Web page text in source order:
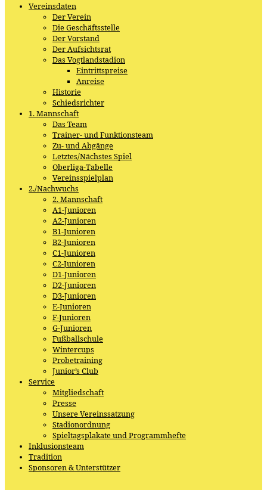
Vereinsdaten
Der Verein
Die Geschäftsstelle
Der Vorstand
Der Aufsichtsrat
Das Vogtlandstadion
Eintrittspreise
Anreise
Historie
Schiedsrichter
1. Mannschaft
Das Team
Trainer- und Funktionsteam
Zu- und Abgänge
Letztes/Nächstes Spiel
Oberliga-Tabelle
Vereinsspielplan
2./Nachwuchs
2. Mannschaft
A1-Junioren
A2-Junioren
B1-Junioren
B2-Junioren
C1-Junioren
C2-Junioren
D1-Junioren
D2-Junioren
D3-Junioren
E-Junioren
F-Junioren
G-Junioren
Fußballschule
Wintercups
Probetraining
Junior’s Club
Service
Mitgliedschaft
Presse
Unsere Vereinssatzung
Stadionordnung
Spieltagsplakate und Programmhefte
Inklusionsteam
Tradition
Sponsoren & Unterstützer